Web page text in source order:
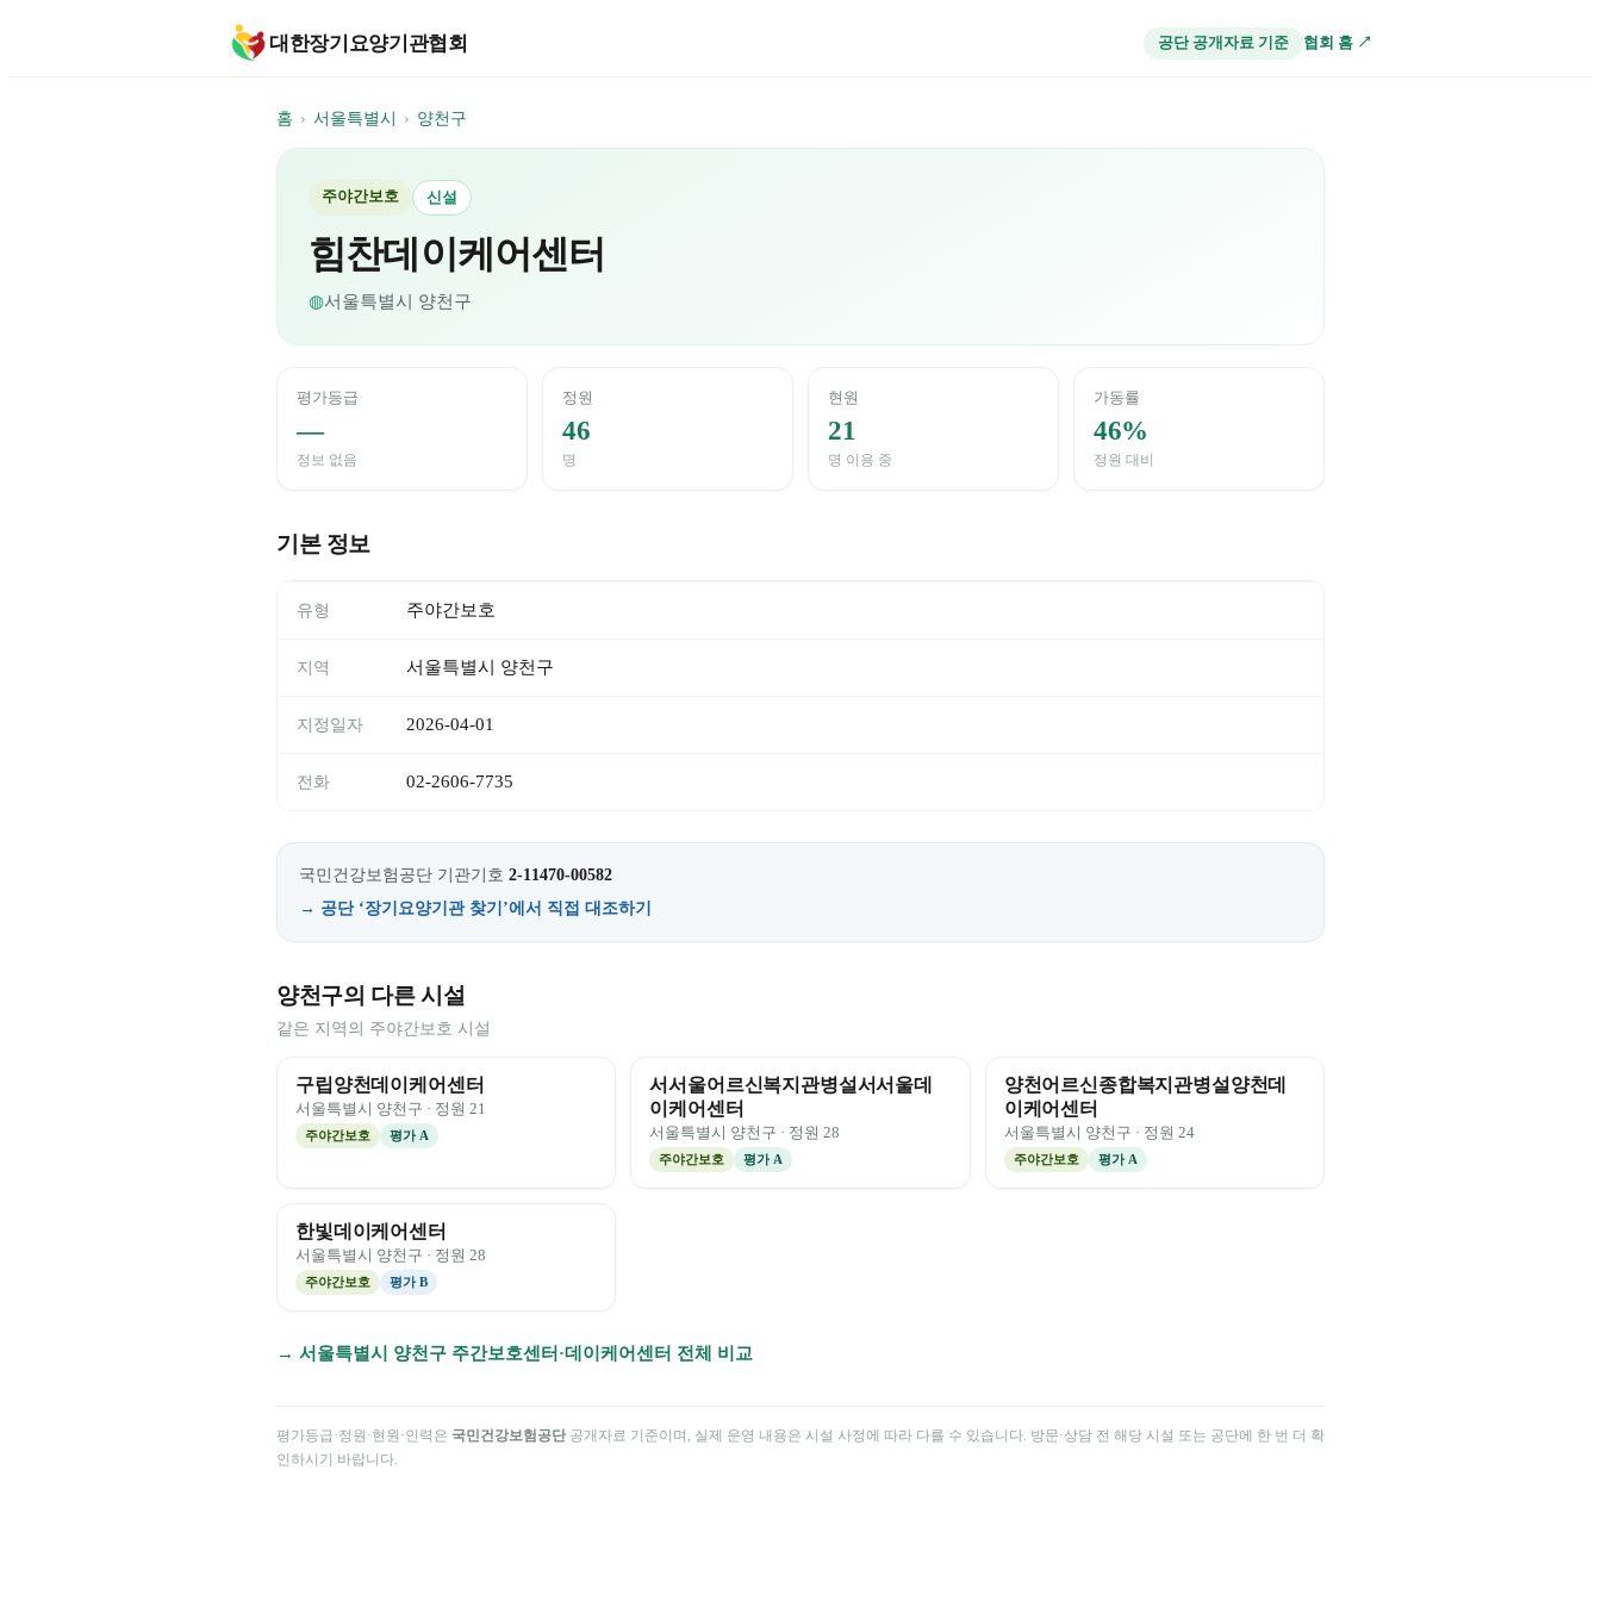
대한장기요양기관협회 공단 공개자료 기준 협회 홈 ↗
홈 › 서울특별시 › 양천구
주야간보호 신설
힘찬데이케어센터
◍서울특별시 양천구
평가등급
—
정보 없음
정원
46
명
현원
21
명 이용 중
가동률
46%
정원 대비
기본 정보
유형 주야간보호
지역 서울특별시 양천구
지정일자 2026-04-01
전화 02-2606-7735
국민건강보험공단 기관기호 2-11470-00582
→ 공단 ‘장기요양기관 찾기’에서 직접 대조하기
양천구의 다른 시설
같은 지역의 주야간보호 시설
구립양천데이케어센터
서울특별시 양천구 · 정원 21
주야간보호 평가 A
서서울어르신복지관병설서서울데
이케어센터
서울특별시 양천구 · 정원28
주야간보호 평가 A
양천어르신종합복지관병설양천데
이케어센터
서울특별시 양천구 · 정원 24
주야간보호 평가 A
한빛데이케어센터
서울특별시 양천구 · 정원 28
주야간보호 평가B
→ 서울특별시 양천구 주간보호센터·데이케어센터 전체 비교
평가등급·정원·현원·인력은 국민건강보험공단 공개자료 기준이며, 실제 운영 내용은 시설 사정에 따라 다를 수 있습니다. 방문·상담 전 해당 시설 또는 공단에 한 번 더 확
인하시기 바랍니다.